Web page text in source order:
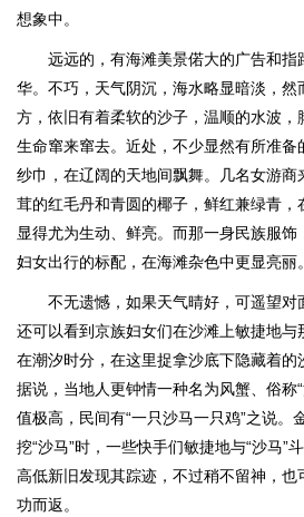
想象中。
远远的，有海滩美景偌大的广告和指
华。不巧，天气阴沉，海水略显暗淡，
方，依旧有着柔软的沙子，温顺的水波
生命窜来窜去。近处，不少显然有所准
纱巾，在辽阔的天地间飘舞。几名女游
茸的红毛丹和青圆的椰子，鲜红兼绿青，
显得尤为生动、鲜亮。而那一身民族服
妇女出行的标配，在海滩杂色中更显亮丽。
不无遗憾，如果天气晴好，可遥望对
还可以看到京族妇女们在沙滩上敏捷地与
在潮汐时分，在这里捉拿沙底下隐藏着
据说，当地人更钟情一种名为风蟹、俗称
值极高，民间有“一只沙马一只鸡”之说。
挖“沙马”时，一些快手们敏捷地与“沙马”
高低新旧发现其踪迹，不过稍不留神，
功而返。